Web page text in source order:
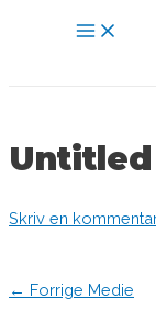
Main
Skriv en
Indlægsnavigation
← Forrige Medie